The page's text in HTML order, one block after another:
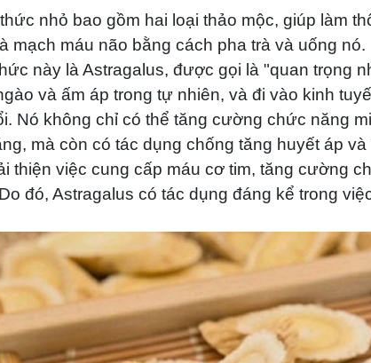
nhỏ bao gồm hai loại thảo mộc, giúp làm
mạch máu não bằng cách pha trà và uống nó.
này là Astragalus, được gọi là "quan trọng
và ấm áp trong tự nhiên, và đi vào kinh
Nó không chỉ có thể tăng cường chức năng
mà còn có tác dụng chống tăng huyết áp
thiện việc cung cấp máu cơ tim, tăng cường
đó, Astragalus có tác dụng đáng kể trong